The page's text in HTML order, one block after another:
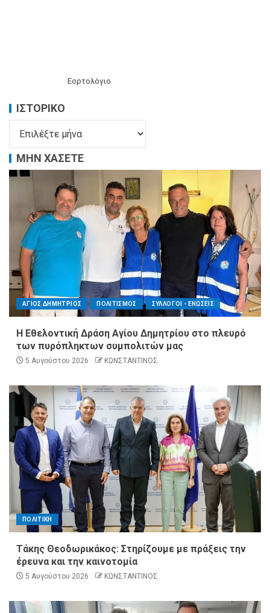
Εορτολόγιο
ΙΣΤΟΡΙΚΌ
ΜΗΝ ΧΑΣΕΤΕ
ΑΓΙΟΣ ΔΗΜΗΤΡΙΟΣ ΠΟΛΙΤΙΣΜΟΣ ΣΥΛΛΟΓΟΙ - ΕΝΩΣΕΙΣ
Η Εθελοντική Δράση Αγίου Δημητρίου στο πλευρό
των πυρόπληκτων συμπολιτών μας
5 Αυγούστου 2026 ΚΩΝΣΤΑΝΤΙΝΟΣ
ΠΟΛΙΤΙΚΗ
Τάκης Θεοδωρικάκος: Στηρίζουμε με πράξεις την
έρευνα και την καινοτομία
5 Αυγούστου 2026 ΚΩΝΣΤΑΝΤΙΝΟΣ